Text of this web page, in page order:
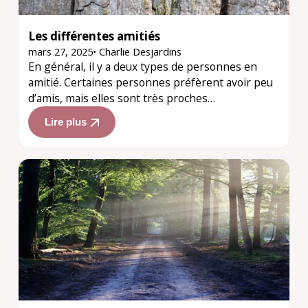
Les différentes amitiés
mars 27, 2025•Charlie Desjardins
En général, il y a deux types de personnes en
amitié. Certaines personnes préfèrent avoir peu
d’amis, mais elles sont très proches…
Lire plus